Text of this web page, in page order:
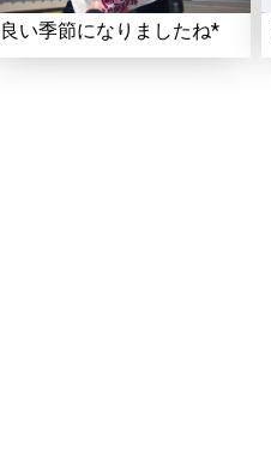
良い季節になりましたね*